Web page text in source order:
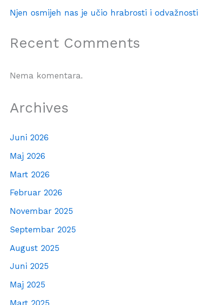
Njen osmijeh nas je učio hrabrosti i odvažnosti
Recent Comments
Nema komentara.
Archives
Juni 2026
Maj 2026
Mart 2026
Februar 2026
Novembar 2025
Septembar 2025
August 2025
Juni 2025
Maj 2025
Mart 2025